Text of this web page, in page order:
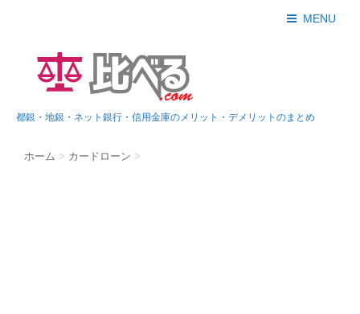
MENU
都銀・地銀・ネット銀行・信用金庫のメリット・デメリットのまとめ
ホーム > カードローン >